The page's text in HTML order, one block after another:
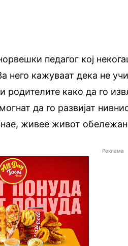
педагог кој
него кажуваат дека не
родителите како да го
да го развијат
живее живот
Реклама